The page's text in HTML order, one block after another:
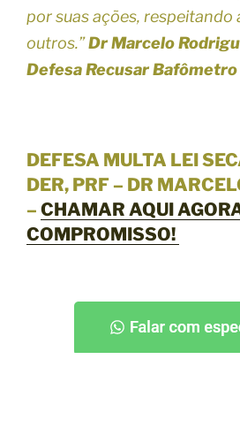
por suas ações, respeitando
outros.”Dr Marcelo
Defesa Recusar Bafômetro
DEFESA MULTA LEI
DER, PRF – DR
– CHAMAR AQUI
COMPROMISSO!